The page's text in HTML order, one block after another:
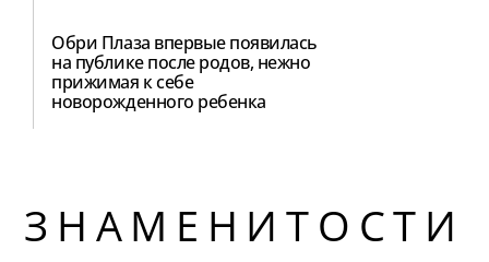
Обри Плаза впервые появилась
на публике после родов, нежно
прижимая к себе
новорожденного ребенка
ЗНАМЕНИТОСТИ